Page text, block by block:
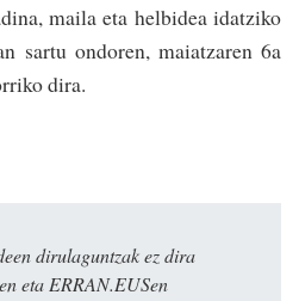
maila eta helbidea idatziko
sartu ondoren, maia­tzaren 6a
dira.
dirulaguntzak ez dira
eta ERRAN.EUSen